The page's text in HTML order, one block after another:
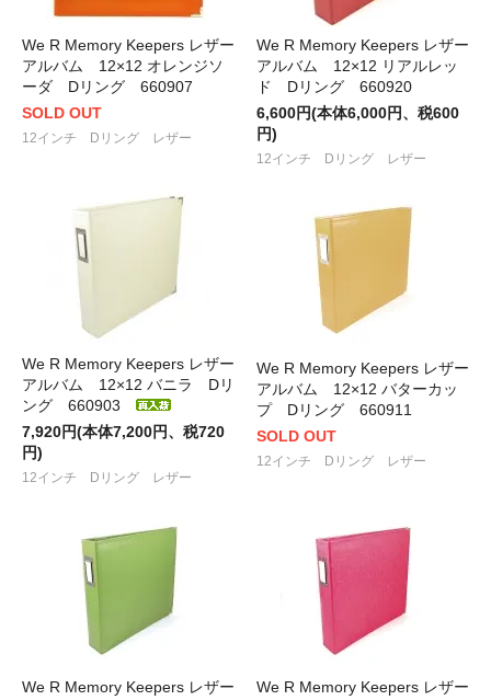
We R Memory Keepers レザー
アルバム 12×12 オレンジソ
ーダ Dリング 660907
SOLD OUT
12インチ Dリング レザー
We R Memory Keepers レザー
アルバム 12×12 リアルレッ
ド Dリング 660920
6,600円(本体6,000円、税600
円)
12インチ Dリング レザー
We R Memory Keepers レザー
アルバム 12×12 バニラ Dリ
ング 660903
7,920円(本体7,200円、税720
円)
12インチ Dリング レザー
We R Memory Keepers レザー
アルバム 12×12 バターカッ
プ Dリング 660911
SOLD OUT
12インチ Dリング レザー
We R Memory Keepers レザー
We R Memory Keepers レザー